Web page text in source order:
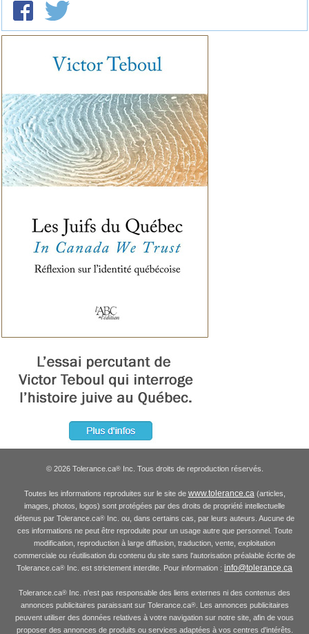
© 2026 Tolerance.ca®Inc. Tous droits de reproduction réservés.
Toutes les informations reproduites sur le site de www.tolerance.ca(articles,
images, photos, logos) sont protégées par des droits de propriété intellectuelle
détenus par Tolerance.ca® Inc. ou, dans certains cas, par leurs auteurs. Aucune de
ces informations ne peut être reproduite pour un usage autre que personnel. Toute
modification, reproduction à large diffusion, traduction, vente, exploitation
commerciale ou réutilisation du contenu du site sans l'autorisation préalable écrite de
Tolerance.ca® Inc. est strictement interdite. Pour information : info@tolerance.ca
Tolerance.ca® Inc. n'est pas responsable des liens externes ni des contenus des
annonces publicitaires paraissant sur Tolerance.ca®. Les annonces publicitaires
peuvent utiliser des données relatives à votre navigation sur notre site, afin de vous
proposer des annonces de produits ou services adaptées à vos centres d'intérêts.